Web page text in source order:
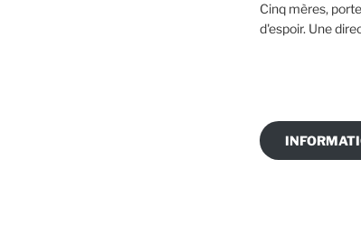
Cinq mères,
d'espoir. Une